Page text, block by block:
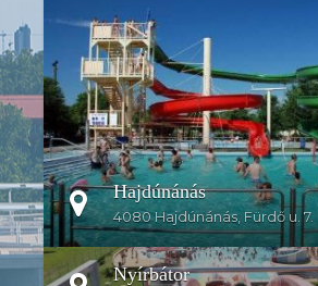
RÉSZLETEK
Hajdúnánás
4080 Hajdúnánás, Fürdő u. 7.
Nyírbátor